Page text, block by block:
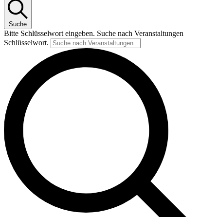
Suche
Bitte Schlüsselwort eingeben. Suche nach Veranstaltungen
Schlüsselwort.